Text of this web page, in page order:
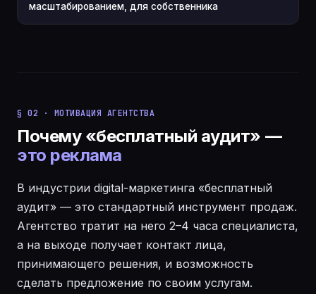
масштабированием, для собственника
§ 02 · МОТИВАЦИЯ АГЕНТСТВА
Почему «бесплатный аудит» —
это реклама
В индустрии digital-маркетинга «бесплатный
аудит» — это стандартный инструмент продаж.
Агентство тратит на него 2–4 часа специалиста,
а на выходе получает контакт лица,
принимающего решения, и возможность
сделать предложение по своим услугам.